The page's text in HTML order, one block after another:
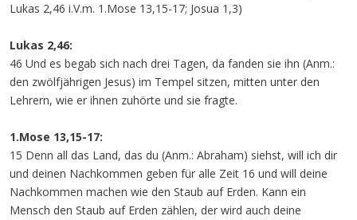
Lukas 2,46 i.V.m. 1.Mose 13,15-17; Josua 1,3)
Lukas 2,46:
46 Und es begab sich nach drei Tagen, da fanden sie ihn (Anm.:
den zwölfjährigen Jesus) im Tempel sitzen, mitten unter den
Lehrern, wie er ihnen zuhörte und sie fragte.
1.Mose 13,15-17:
15 Denn all das Land, das du (Anm.: Abraham) siehst, will ich dir
und deinen Nachkommen geben für alle Zeit 16 und will deine
Nachkommen machen wie den Staub auf Erden. Kann ein
Mensch den Staub auf Erden zählen, der wird auch deine